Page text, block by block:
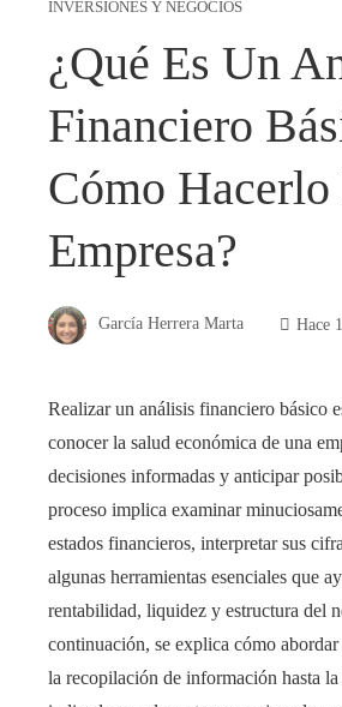
INVERSIONES Y NEGOCIOS
¿Qué Es Un
Financiero
Cómo
Empresa?
García Herrera Marta Hace
Realizar un análisis financiero básico
conocer la salud económica de una
decisiones informadas y anticipar
proceso implica examinar
estados financieros, interpretar sus
algunas herramientas esenciales que
rentabilidad, liquidez y estructura del
continuación, se explica cómo abordar
la recopilación de información hasta